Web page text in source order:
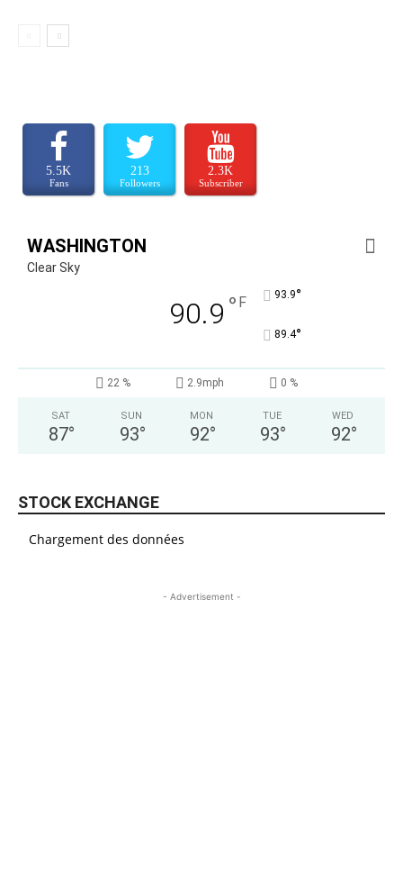
5.5K
Fans
213
Followers
2.3K
Subscriber
WASHINGTON
Clear Sky
90.9 ° F 93.9°
89.4°
22 % 2.9mph 0 %
SAT
87°
SUN
93°
MON
92°
TUE
93°
WED
92°
STOCK EXCHANGE
Chargement des données
- Advertisement -